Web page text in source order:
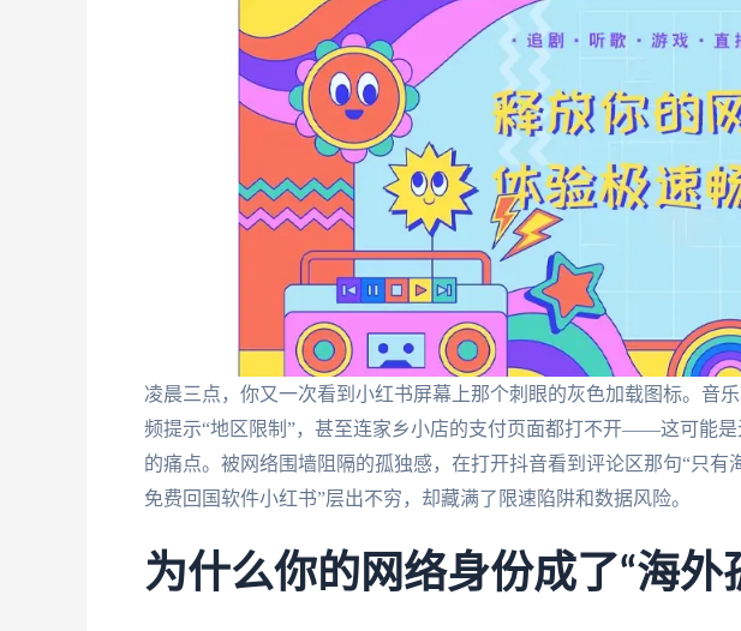
凌晨三点，你又一次看到小红书屏幕上那个刺眼的灰色加载图标。音
频提示“地区限制”，甚至连家乡小店的支付页面都打不开——这可能
的痛点。被网络围墙阻隔的孤独感，在打开抖音看到评论区那句“只有
免费回国软件小红书”层出不穷，却藏满了限速陷阱和数据风险。
为什么你的网络身份成了“海外